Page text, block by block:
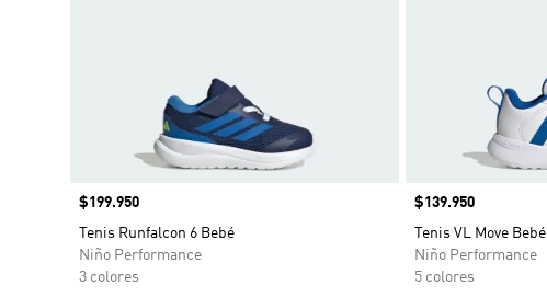
Precio
$199.950
Tenis Runfalcon 6 Bebé
Niño Performance
3 colores
Precio
$139.950
Tenis VL Move Bebé
Niño Performance
5 colores